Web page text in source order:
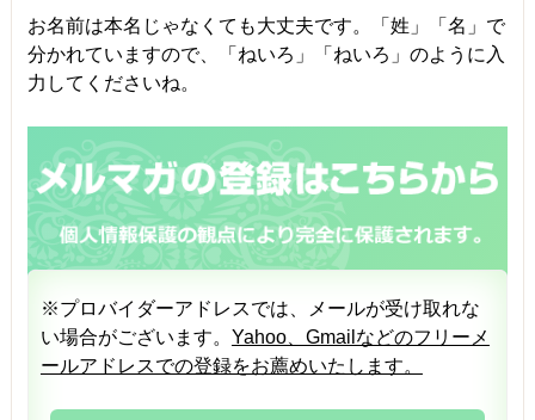
お名前は本名じゃなくても大丈夫です。「姓」「名」で
分かれていますので、「ねいろ」「ねいろ」のように入
力してくださいね。
※プロバイダーアドレスでは、メールが受け取れな
い場合がございます。 Yahoo、Gmailなどのフリーメ
ールアドレスでの登録をお薦めいたします。